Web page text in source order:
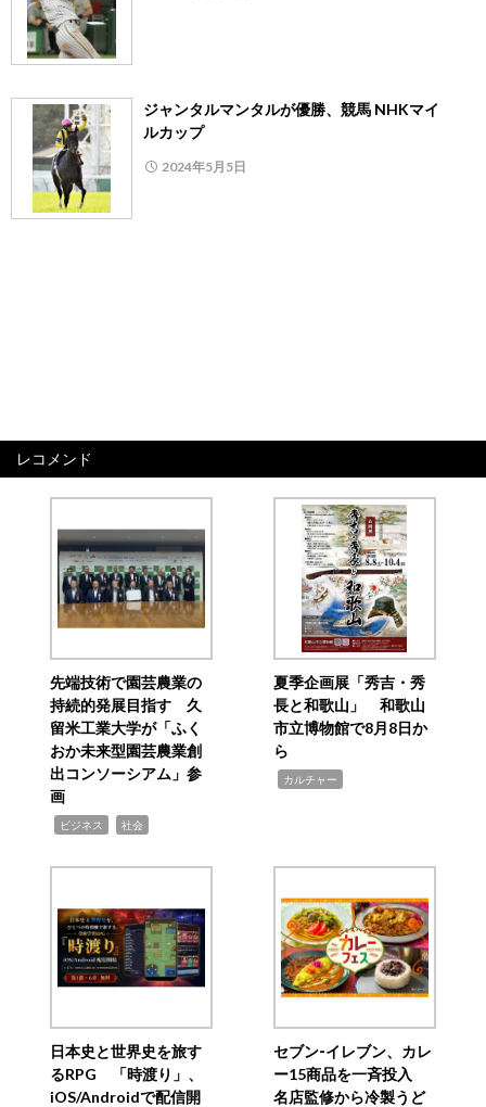
ジャンタルマンタルが優勝、競馬 NHKマイ
ルカップ
2024年5月5日
レコメンド
先端技術で園芸農業の
持続的発展目指す 久
留米工業大学が「ふく
おか未来型園芸農業創
出コンソーシアム」参
画
ビジネス 社会
夏季企画展「秀吉・秀
長と和歌山」 和歌山
市立博物館で8月8日か
ら
カルチャー
日本史と世界史を旅す
るRPG 「時渡り」、
iOS/Androidで配信開
セブン‐イレブン、カレ
ー15商品を一斉投入
名店監修から冷製うど